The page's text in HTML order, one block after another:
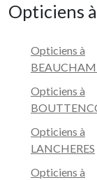
Opticiens
Opticiens à
Opticiens à
Opticiens à
LANCHERES
Opticiens à